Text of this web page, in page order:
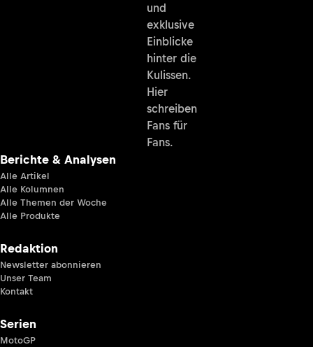
und
exklusive
Einblicke
hinter die
Kulissen.
Hier
schreiben
Fans für
Fans.
Berichte & Analysen
Alle Artikel
Alle Kolumnen
Alle Themen der Woche
Alle Produkte
Redaktion
Newsletter abonnieren
Unser Team
Kontakt
Serien
MotoGP